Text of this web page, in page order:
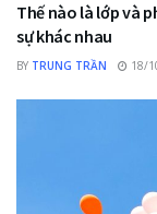
Thế nào là lớp và
sự khác nhau
BY TRUNG TRẦN 18/